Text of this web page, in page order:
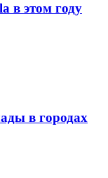
в этом году
в городах